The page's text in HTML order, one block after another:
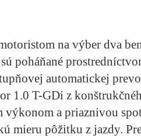
na výber dva
poháňané
automatickej
1.0 T-GDi z
výkonom a priaznivou
mieru pôžitku z jazdy.